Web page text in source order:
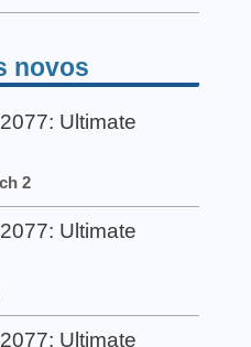
novos
Ultimate
2
Ultimate
Ultimate